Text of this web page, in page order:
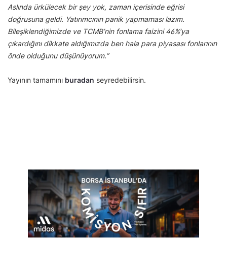
Aslında ürkülecek bir şey yok, zaman içerisinde eğrisi
doğrusuna geldi. Yatırımcının panik yapmaması lazım.
Bileşiklendiğimizde ve TCMB’nin fonlama faizini 46%’ya
çıkardığını dikkate aldığımızda ben hala para piyasası fonlarının
önde olduğunu düşünüyorum.”
Yayının tamamını buradan seyredebilirsin.